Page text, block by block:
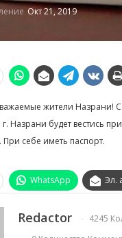
Окт 21, 2019
жители Назрани!
Назрани будет вестись
себе иметь паспорт.
WhatsApp Эл.
Redactor
4245